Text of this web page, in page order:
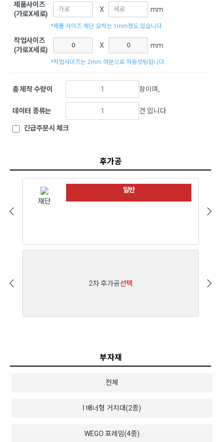
제품사이즈
(가로X세로)
X mm
*제품 사이즈 제단 오차는 1mm정도 있습니다.
작업사이즈
(가로X세로)
X mm
*작업사이즈는 2mm 여분으로 자동셋팅됩니다.
총 제작 수량이 장이며,
데이터 종류는 건 입니다.
긴급주문시 체크
후가공
재단
일반
2차 후가공선택
부자재
전체
I 배너형 거치대(2종)
WEGO 프레임(4종)